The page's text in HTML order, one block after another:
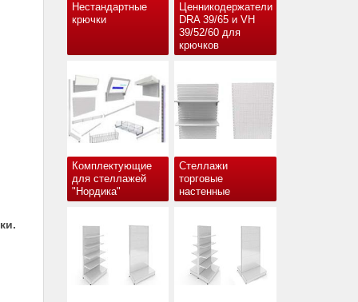
Нестандартные
крючки
Ценникодержатели
DRA 39/65 и VH
39/52/60 для
крючков
Комплектующие
для стеллажей
"Нордика"
Стеллажи
торговые
настенные